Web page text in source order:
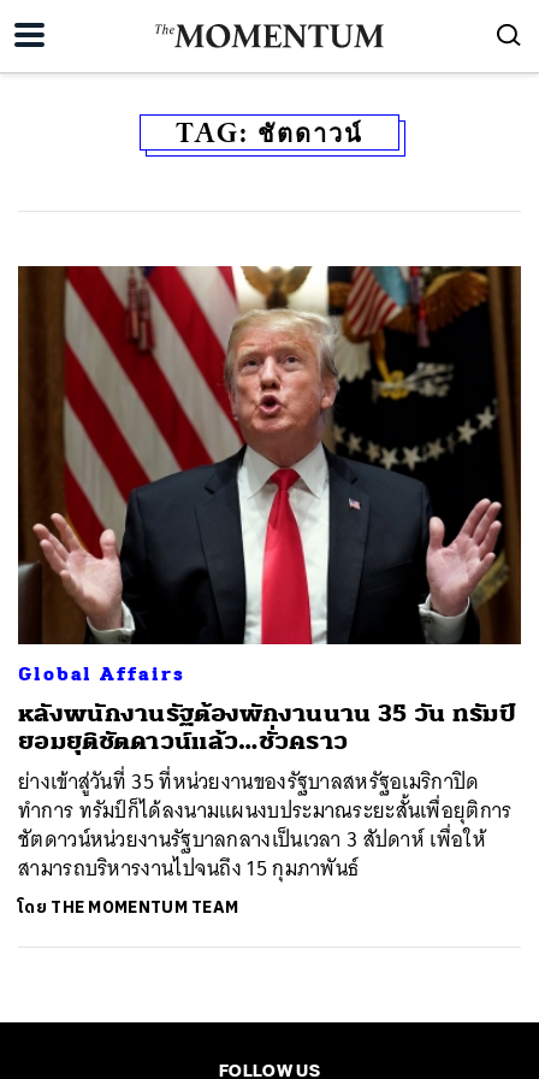
TAG: ชัตดาวน์
Global Affairs
หลังพนักงานรัฐต้องพักงานนาน 35 วัน ทรัมป์
ยอมยุติชัตดาวน์แล้ว…ชั่วคราว
ย่างเข้าสู่วันที่ 35 ที่หน่วยงานของรัฐบาลสหรัฐอเมริกาปิด
ทำการ ทรัมป์ก็ได้ลงนามแผนงบประมาณระยะสั้นเพื่อยุติการ
ชัตดาวน์หน่วยงานรัฐบาลกลางเป็นเวลา 3 สัปดาห์ เพื่อให้
สามารถบริหารงานไปจนถึง 15 กุมภาพันธ์
โดย THE MOMENTUM TEAM
FOLLOW US
ค้นหา
SHARE TWEET LINE